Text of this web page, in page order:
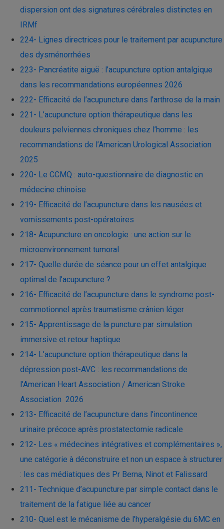
dispersion ont des signatures cérébrales distinctes en
IRMf
224- Lignes directrices pour le traitement par acupuncture
des dysménorrhées
223- Pancréatite aiguë : l’acupuncture option antalgique
dans les recommandations européennes 2026
222- Efficacité de l’acupuncture dans l’arthrose de la main
221- L’acupuncture option thérapeutique dans les
douleurs pelviennes chroniques chez l’homme : les
recommandations de l’American Urological Association
2025
220- Le CCMQ : auto-questionnaire de diagnostic en
médecine chinoise
219- Efficacité de l’acupuncture dans les nausées et
vomissements post-opératoires
218- Acupuncture en oncologie : une action sur le
microenvironnement tumoral
217- Quelle durée de séance pour un effet antalgique
optimal de l’acupuncture ?
216- Efficacité de l’acupuncture dans le syndrome post-
commotionnel après traumatisme crânien léger
215- Apprentissage de la puncture par simulation
immersive et retour haptique
214- L’acupuncture option thérapeutique dans la
dépression post-AVC : les recommandations de
l’American Heart Association / American Stroke
Association 2026
213- Efficacité de l’acupuncture dans l’incontinence
urinaire précoce après prostatectomie radicale
212- Les « médecines intégratives et complémentaires »,
une catégorie à déconstruire et non un espace à structurer
: les cas médiatiques des Pr Berna, Ninot et Falissard
211- Technique d’acupuncture par simple contact dans le
traitement de la fatigue liée au cancer
210- Quel est le mécanisme de l’hyperalgésie du 6MC en